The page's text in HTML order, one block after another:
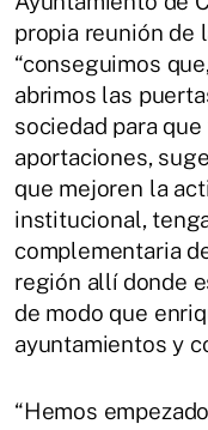
propia reunión de
“conseguimos
abrimos las
sociedad para
aportaciones,
que mejoren la
institucional,
complementaria
región allí donde
de modo que
ayuntamientos y
“Hemos